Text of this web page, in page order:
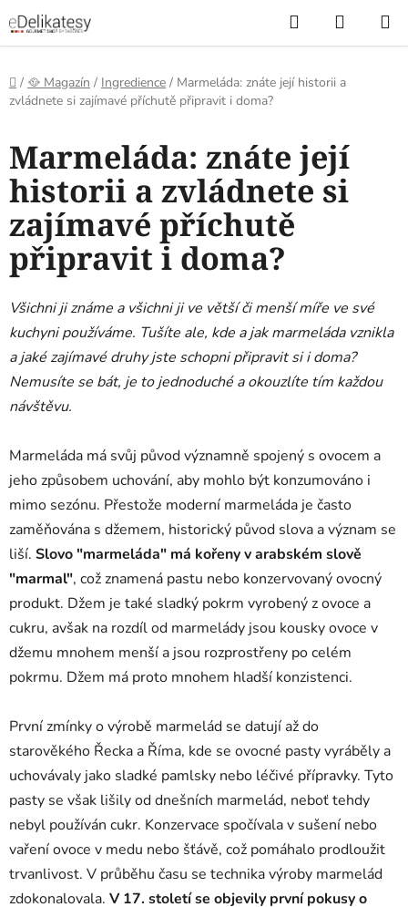
na
obsah
Hledat
KOŠÍK
Domů
/ 🥘 Magazín / Ingredience / Marmeláda: znáte její historii a
zvládnete si zajímavé příchutě připravit i doma?
Marmeláda: znáte její
historii a zvládnete si
zajímavé příchutě
připravit i doma?
Všichni ji známe a všichni ji ve větší či menší míře ve své
kuchyni používáme. Tušíte ale, kde a jak marmeláda vznikla
a jaké zajímavé druhy jste schopni připravit si i doma?
Nemusíte se bát, je to jednoduché a okouzlíte tím každou
návštěvu.
Marmeláda má svůj původ významně spojený s ovocem a
jeho způsobem uchování, aby mohlo být konzumováno i
mimo sezónu. Přestože moderní marmeláda je často
zaměňována s džemem, historický původ slova a význam se
liší. Slovo "marmeláda" má kořeny v arabském slově
"marmal", což znamená pastu nebo konzervovaný ovocný
produkt. Džem je také sladký pokrm vyrobený z ovoce a
cukru, avšak na rozdíl od marmelády jsou kousky ovoce v
džemu mnohem menší a jsou rozprostřeny po celém
pokrmu. Džem má proto mnohem hladší konzistenci.
První zmínky o výrobě marmelád se datují až do
starověkého Řecka a Říma, kde se ovocné pasty vyráběly a
uchovávaly jako sladké pamlsky nebo léčivé přípravky. Tyto
pasty se však lišily od dnešních marmelád, neboť tehdy
nebyl používán cukr. Konzervace spočívala v sušení nebo
vaření ovoce v medu nebo šťávě, což pomáhalo prodloužit
trvanlivost. V průběhu času se technika výroby marmelád
zdokonalovala. V 17. století se objevily první pokusy o